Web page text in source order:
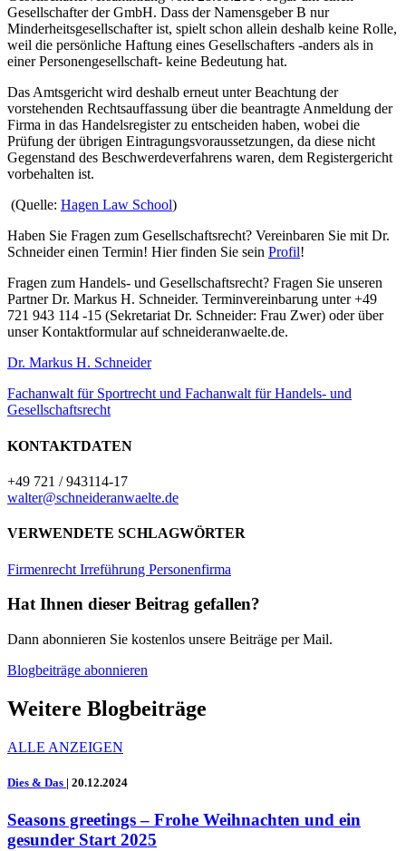
Gesellschafter der GmbH. Dass der Namensgeber B nur
Minderheitsgesellschafter ist, spielt schon allein deshalb keine Rolle,
weil die persönliche Haftung eines Gesellschafters -anders als in
einer Personengesellschaft- keine Bedeutung hat.
Das Amtsgericht wird deshalb erneut unter Beachtung der
vorstehenden Rechtsauffassung über die beantragte Anmeldung der
Firma in das Handelsregister zu entscheiden haben, wobei die
Prüfung der übrigen Eintragungsvoraussetzungen, da diese nicht
Gegenstand des Beschwerdeverfahrens waren, dem Registergericht
vorbehalten ist.
(Quelle: Hagen Law School)
Haben Sie Fragen zum Gesellschaftsrecht? Vereinbaren Sie mit Dr.
Schneider einen Termin! Hier finden Sie sein Profil!
Fragen zum Handels- und Gesellschaftsrecht? Fragen Sie unseren
Partner Dr. Markus H. Schneider. Terminvereinbarung unter +49
721 943 114 -15 (Sekretariat Dr. Schneider: Frau Zwer) oder über
unser Kontaktformular auf schneideranwaelte.de.
Dr. Markus H. Schneider
Fachanwalt für Sportrecht und Fachanwalt für Handels- und
Gesellschaftsrecht
KONTAKTDATEN
+49 721 / 943114-17
walter@schneideranwaelte.de
VERWENDETE SCHLAGWÖRTER
Firmenrecht Irreführung Personenfirma
Hat Ihnen dieser Beitrag gefallen?
Dann abonnieren Sie kostenlos unsere Beiträge per Mail.
Blogbeiträge abonnieren
Weitere Blogbeiträge
ALLE ANZEIGEN
Dies & Das | 20.12.2024
Seasons greetings – Frohe Weihnachten und ein
gesunder Start 2025